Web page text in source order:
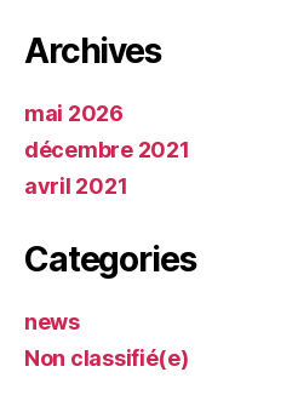
Archives
mai 2026
décembre 2021
avril 2021
Categories
news
Non classifié(e)